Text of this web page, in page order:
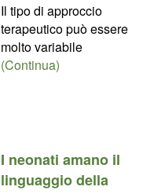
Il tipo di approccio
terapeutico può essere
molto variabile
(Continua)
I neonati amano il
linguaggio della